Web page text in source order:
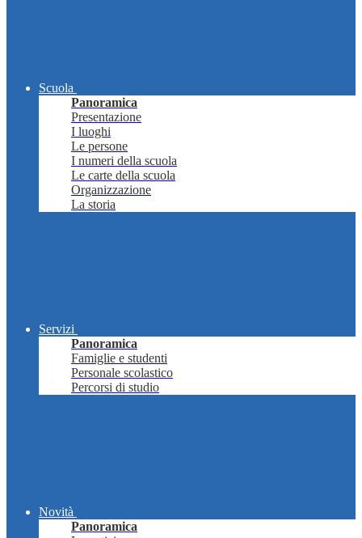
Scuola
Panoramica
Presentazione
I luoghi
Le persone
I numeri della scuola
Le carte della scuola
Organizzazione
La storia
Servizi
Panoramica
Famiglie e studenti
Personale scolastico
Percorsi di studio
Novità
Panoramica